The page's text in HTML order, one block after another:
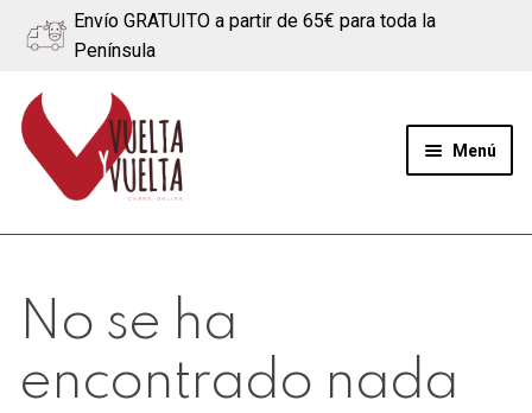
Envío GRATUITO a partir de 65€ para toda la
Península
Ir
a
navegación
Ir
al
contenido
Menú
Quiénes somos
Ternera
No se ha
encontrado nada